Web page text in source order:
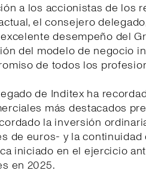
a los accionistas de los
el consejero
desempeño del
del modelo de negocio
de todos los
de Inditex ha
más destacados
la inversión
de euros- y la
iniciado en el ejercicio
en 2025.